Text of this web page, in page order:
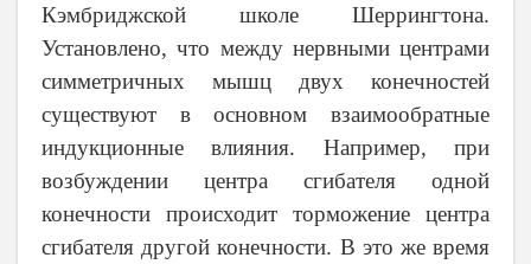
Кэмбриджской школе Шеррингтона.
Установлено, что между нервными центрами
симметричных мышц двух конечностей
существуют в основном взаимообратные
индукционные влияния. Например, при
возбуждении центра сгибателя одной
конечности происходит торможение центра
сгибателя другой конечности. В это же время